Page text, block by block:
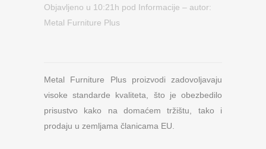
Objavljeno u 10:21h pod Informacije – autor:
Metal Furniture Plus
Metal Furniture Plus proizvodi zadovoljavaju
visoke standarde kvaliteta, što je obezbedilo
prisustvo kako na domaćem tržištu, tako i
prodaju u zemljama članicama EU.